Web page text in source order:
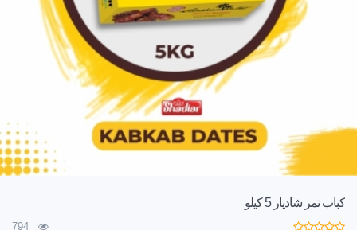
كباب تمر شاديار 5 كيلو